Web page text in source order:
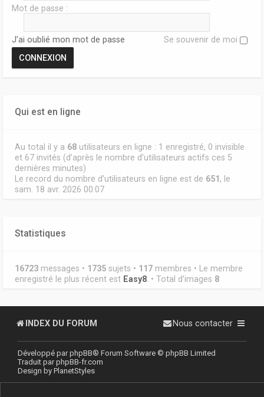
Mot de passe :
J’ai oublié mon mot de passe Se souvenir de moi
Qui est en ligne
Au total il y a 68 utilisateurs en ligne : 1 enregistré, 0 invisible
et 67 invités (d’après le nombre d’utilisateurs actifs ces 5
dernières minutes)
Le record du nombre d’utilisateurs en ligne est de 651 , le
sam. 18 avr. 2026 00:07
Statistiques
16723 messages • 1735 sujets • 117 membres • Le membre
enregistré le plus récent est Easy8 . • Total d’images 8
INDEX DU FORUM Nous contacter
Développé parphpBB® Forum Software © phpBB Limited
Traduit parphpBB-fr.com
Design by PlanetStyles